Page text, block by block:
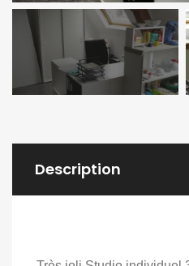
Description